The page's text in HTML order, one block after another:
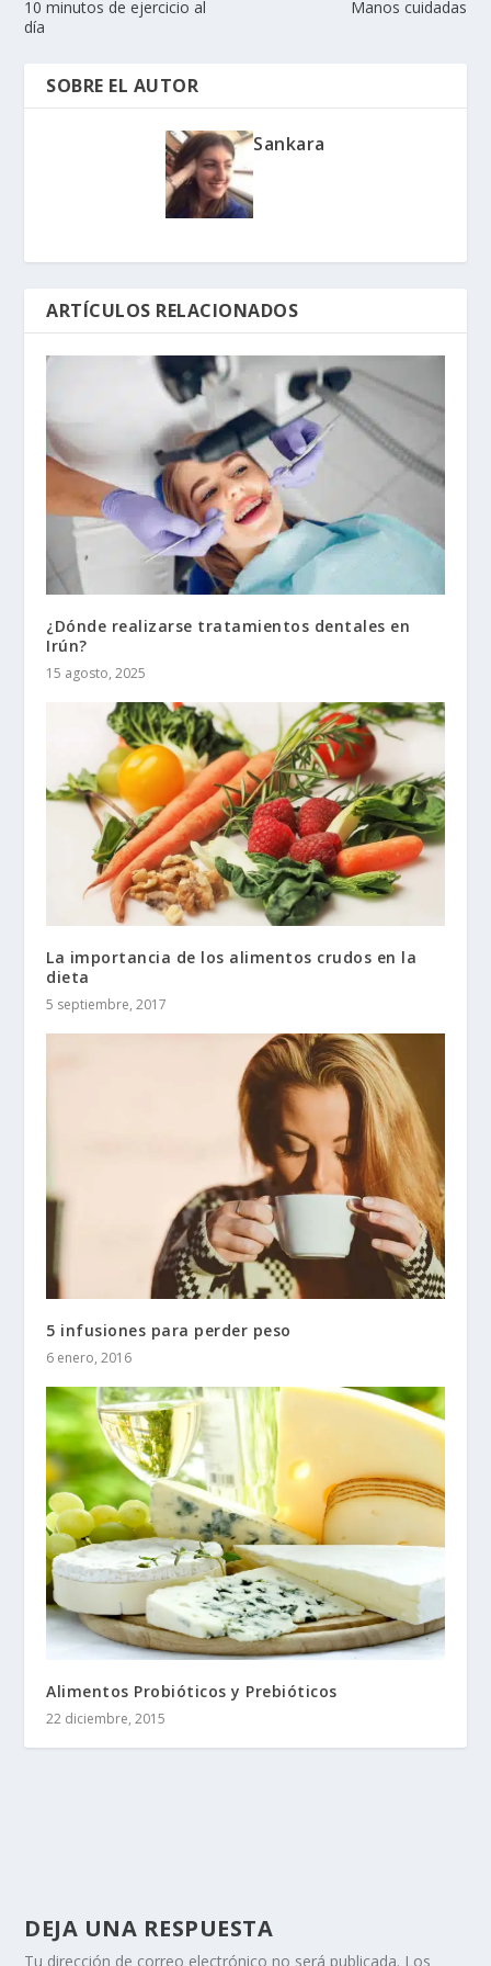
10 minutos de ejercicio al
día
Manos cuidadas
SOBRE EL AUTOR
Sankara
ARTÍCULOS RELACIONADOS
¿Dónde realizarse tratamientos dentales en
Irún?
15 agosto, 2025
La importancia de los alimentos crudos en la
dieta
5 septiembre, 2017
5 infusiones para perder peso
6 enero, 2016
Alimentos Probióticos y Prebióticos
22 diciembre, 2015
DEJA UNA RESPUESTA
Tu dirección de correo electrónico no será publicada. Los